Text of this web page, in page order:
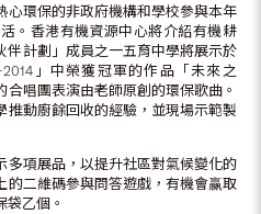
心環保的非政府機構和學校參與本年
。香港有機資源中心將介紹有機耕
伴計劃」成員之一五育中學將展示於
」中榮獲冠軍的作品「未來之
唱團表演由老師原創的環保歌曲。
推動廚餘回收的經驗，並現場示範製
多項展品，以提升社區對氣候變化的
的二維碼參與問答遊戲，有機會赢取
袋乙個。